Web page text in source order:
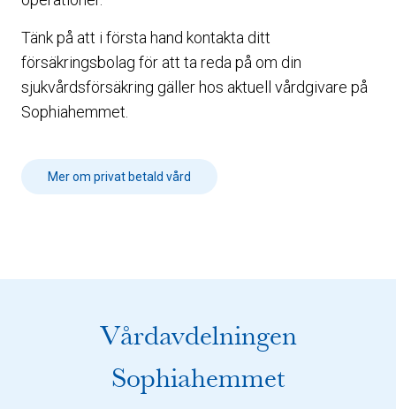
Tänk på att i första hand kontakta ditt
försäkringsbolag för att ta reda på om din
sjukvårdsförsäkring gäller hos aktuell vårdgivare på
Sophiahemmet.
Mer om privat betald vård
Vårdavdelningen
Sophiahemmet